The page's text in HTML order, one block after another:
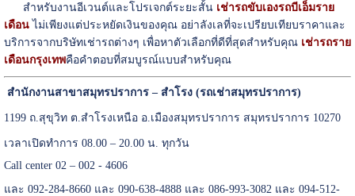
สำหรับงานอีเวนต์และโปรเจกต์ระยะสั้น เช่ารถขับเองรถบีเอ็มราย
เดือนไม่เพียงแต่ประหยัดเงินของคุณ อย่าลังเลที่จะเปรียบเทียบราคาและ
บริการจากบริษัทเช่ารถต่างๆ เพื่อหาตัวเลือกที่ดีที่สุดสำหรับคุณ เช่ารถราย
เดือนกรุงเทพคือคำตอบที่สมบูรณ์แบบสำหรับคุณ
สำนักงานสาขาสมุทรปราการ – สำโรง (รถเช่าสมุทรปราการ)
1199 ถ.สุขุวิท ต.สำโรงเหนือ อ.เมืองสมุทรปราการ สมุทรปราการ 10270
เวลาเปิดทำการ 08.00 – 20.00 น. ทุกวัน
Call center 02 – 002 - 4606
และ 092-284-8660 และ 090-638-4888 และ 086-993-3082 และ 094-512-